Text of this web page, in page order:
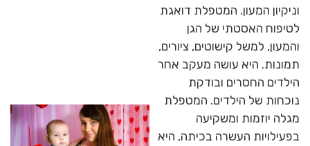
וניקיון המעון. המטפלת דואגת
לטיפוח האסטתי של הגן
והמעון, למשל קישוטים, ציורים,
תמונות. היא עושה מעקב אחר
הילדים החסרים ובודקת
נוכחות של הילדים. המטפלת
מגלה יוזמות ומשקיעה
בפעילויות העשרה בכיתה, היא